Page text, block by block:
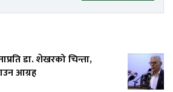
डा. शेखरको चिन्ता,
आग्रह